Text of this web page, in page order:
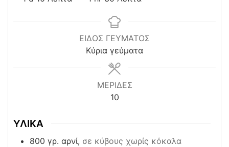
ΕΙΔΟΣ ΓΕΥΜΑΤΟΣ
Κύρια γεύματα
ΜΕΡΙΔΕΣ
10
ΥΛΙΚΑ
800 γρ. αρνί, σε κύβους χωρίς κόκαλα